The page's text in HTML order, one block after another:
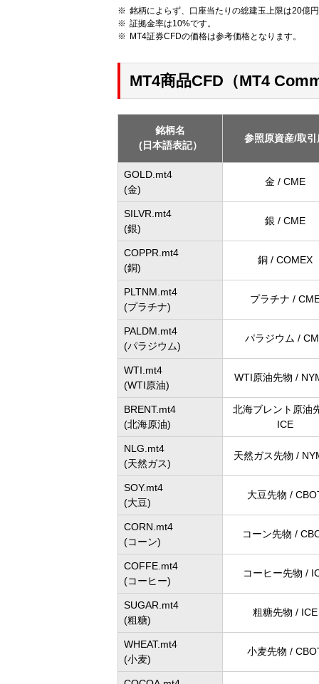
銘柄によらず、口座当たりの総建玉上限は20億
証拠金率は10%です。
MT4証券CFDの価格は参考価格となります。
MT4商品CFD（MT4
銘柄名
(日本語表記）
参照原資産/取引
GOLD.mt4
(金)
金 / CME
SILVR.mt4
(銀)
銀 / CME
COPPR.mt4
(銅)
銅 / COMEX
PLTNM.mt4
(プラチナ)
プラチナ /
PALDM.mt4
(パラジウム)
パラジウム /
WTI.mt4
(WTI原油)
WTI原油先物 /
BRENT.mt4
(北海原油)
北海ブレント原油
ICE
NLG.mt4
(天然ガス)
天然ガス先物 /
SOY.mt4
(大豆)
大豆先物 /
CORN.mt4
(コーン)
コーン先物 /
COFFE.mt4
(コーヒー)
コーヒー先物 /
SUGAR.mt4
(粗糖)
粗糖先物 / ICE
WHEAT.mt4
(小麦)
小麦先物 /